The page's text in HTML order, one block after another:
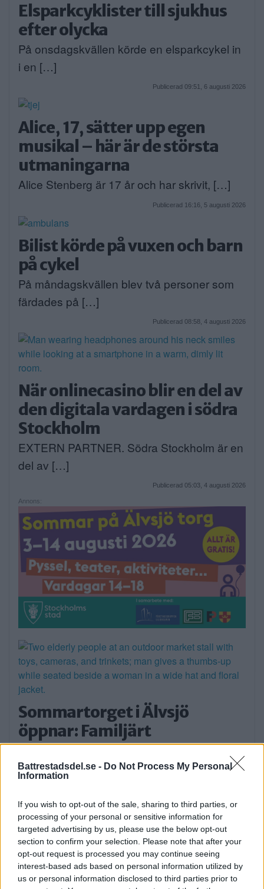
Battrestadsdel.se - Do Not Process My Personal
Information
If you wish to opt-out of the sale, sharing to third parties, or
processing of your personal or sensitive information for
targeted advertising by us, please use the below opt-out
section to confirm your selection. Please note that after your
opt-out request is processed you may continue seeing
interest-based ads based on personal information utilized by
us or personal information disclosed to third parties prior to
Elsparkcyklister till sjukhus
efter olycka
På onsdagskvällen körde en elsparkcykel in
i en […]
Publicerad 09:51, 6 augusti 2026
Alice, 17, sätter upp egen
musikal – här är de största
utmaningarna
Alice Stenberg är 17 år och har skrivit, […]
Publicerad 16:16, 5 augusti 2026
Bilist körde på vuxen och barn
på cykel
På måndagskvällen blev två personer som
färdades på […]
Publicerad 08:58, 4 augusti 2026
När onlinecasino blir en del av
den digitala vardagen i södra
Stockholm
EXTERN PARTNER. Södra Stockholm är en
del av […]
Publicerad 05:03, 4 augusti 2026
Annons:
Sommartorget i Älvsjö
öppnar: Familjärt
På måndagseftermiddagen öppnade
aktiviteterna på Älvsjö torg. Artisten […]
Flydde i kajak – greps
På söndagsmorgonen följde polisen en man
på Långsjön […]